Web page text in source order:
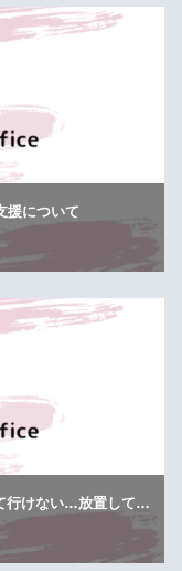
援について
健診で「要再検査」と言われたけど忙しくて行けない…放置していい？